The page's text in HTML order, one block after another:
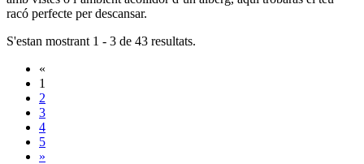
racó perfecte per descansar.
S'estan mostrant 1 - 3 de 43 resultats.
«
1
2
3
4
5
»